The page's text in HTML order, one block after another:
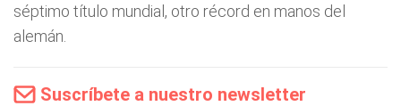
séptimo título mundial, otro récord en manos del
alemán.
Suscríbete a nuestro newsletter